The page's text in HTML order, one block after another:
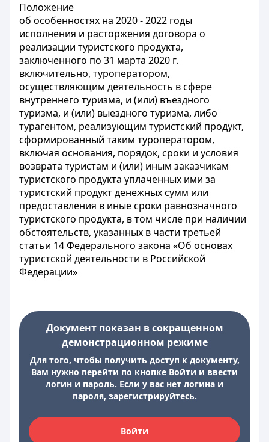
Положение
об особенностях на 2020 - 2022 годы
исполнения и расторжения договора о
реализации туристского продукта,
заключенного по 31 марта 2020 г.
включительно, туроператором,
осуществляющим деятельность в сфере
внутреннего туризма, и (или) въездного
туризма, и (или) выездного туризма, либо
турагентом, реализующим туристский продукт,
сформированный таким туроператором,
включая основания, порядок, сроки и условия
возврата туристам и (или) иным заказчикам
туристского продукта уплаченных ими за
туристский продукт денежных сумм или
предоставления в иные сроки равнозначного
туристского продукта, в том числе при наличии
обстоятельств, указанных в части третьей
статьи 14 Федерального закона «Об основах
туристской деятельности в Российской
Федерации»
Документ показан в сокращенном
демонстрационном режиме
Для того, чтобы получить доступ к документу,
Вам нужно перейти по кнопке Войти и ввести
логин и пароль. Если у вас нет логина и
пароля, зарегистрируйтесь.
Войти